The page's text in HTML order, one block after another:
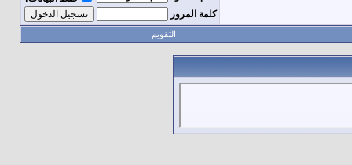
كلمة المرور
التقويم